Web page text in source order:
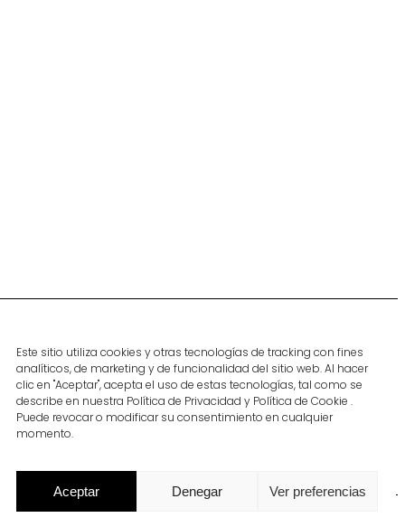
Este sitio utiliza cookies y otras tecnologías de tracking con fines
analíticos, de marketing y de funcionalidad del sitio web. Al hacer
clic en "Aceptar", acepta el uso de estas tecnologías, tal como se
describe en nuestra Política de Privacidad y Política de Cookie .
Puede revocar o modificar su consentimiento en cualquier
momento.
Aceptar Denegar Ver preferencias
Únete a nosotros
Suscribirme
Síguenos